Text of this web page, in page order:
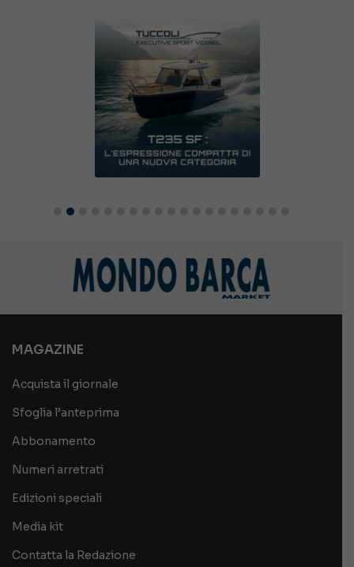
MAGAZINE
Acquista il giornale
Sfoglia l’anteprima
Abbonamento
Numeri arretrati
Edizioni speciali
Media kit
Contatta la Redazione